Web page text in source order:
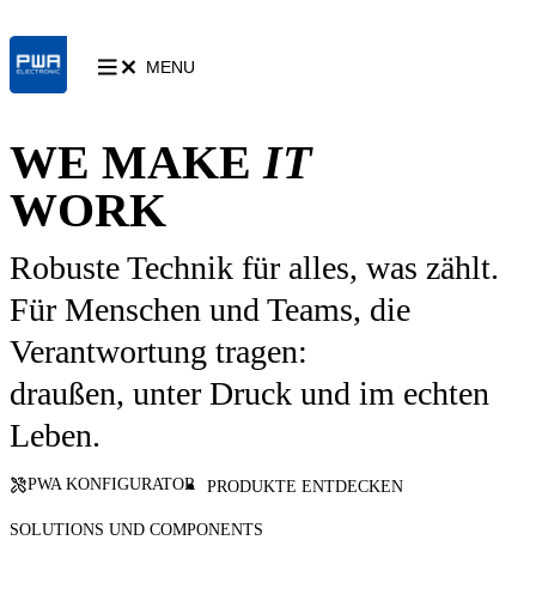
MENU
WE MAKEIT
WORK
Robuste Technik für alles, was zählt.
Für Menschen und Teams, die
Verantwortung tragen:
draußen, unter Druck und im echten
Leben.
PWA KONFIGURATOR PRODUKTE ENTDECKEN
SOLUTIONS UND COMPONENTS